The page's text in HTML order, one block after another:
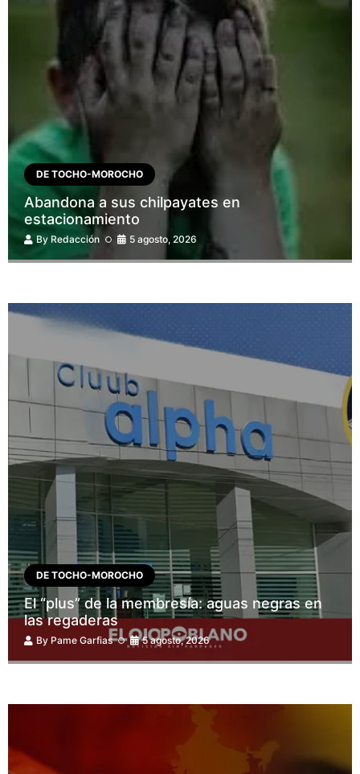
DE TOCHO-MOROCHO
Abandona a sus chilpayates en
estacionamiento
By Redacción 5 agosto, 2026
DE TOCHO-MOROCHO
El “plus” de la membresía: aguas negras en
las regaderas
By Pame Garfias 5 agosto, 2026